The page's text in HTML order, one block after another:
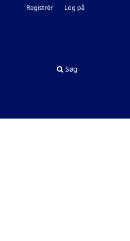
Søg
Registrér Log på